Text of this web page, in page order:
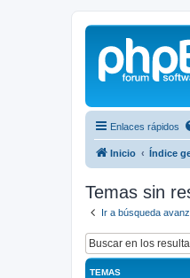
Enlaces rápidos
Inicio Índice
Temas sin
Ir a búsqueda
TEMAS